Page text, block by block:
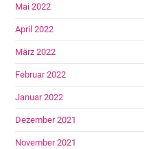
Mai 2022
April 2022
März 2022
Februar 2022
Januar 2022
Dezember 2021
November 2021